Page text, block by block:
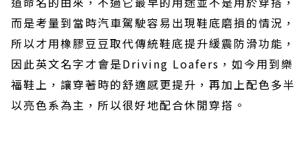
而是考量到當時汽車駕駛容易出現鞋底磨損的情況，
所以才用橡膠豆豆取代傳統鞋底提升緩震防滑功能，
因此英文名字才會是Driving Loafers，如今用到樂
福鞋上，讓穿著時的舒適感更提升，再加上配色多半
以亮色系為主，所以很好地配合休閒穿搭。